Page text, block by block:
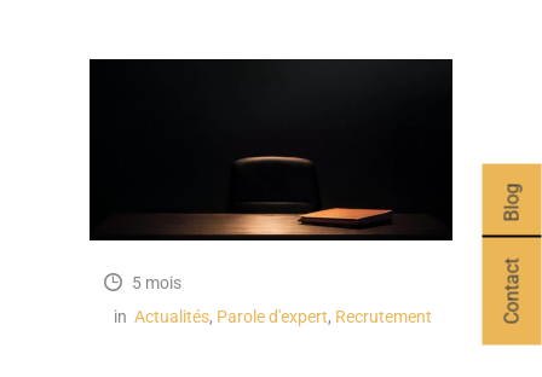
5 mois
in Actualités, Parole d'expert, Recrutement Contact
Blog